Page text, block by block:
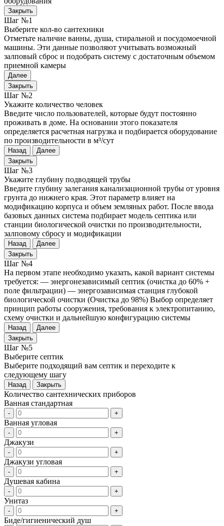
Закрыть
Шаг №1
Выберите кол-во сантехники
Отметьте наличие ванны, душа, стиральной и посудомоечной
машины. Эти данные позволяют учитывать возможный
залповый сброс и подобрать систему с достаточным объемом
приемной камеры
Далее
Закрыть
Шаг №2
Укажите количество человек
Введите число пользователей, которые будут постоянно
проживать в доме. На основании этого показателя
определяется расчетная нагрузка и подбирается оборудование
по производительности в м³/сут
Назад
Далее
Закрыть
Шаг №3
Укажите глубину подводящей трубы
Введите глубину залегания канализационной трубы от уровня
грунта до нижнего края. Этот параметр влияет на
модификацию корпуса и объем земляных работ. После ввода
базовых данных система подбирает модель септика или
станции биологической очистки по производительности,
залповому сбросу и модификации
Назад
Далее
Закрыть
Шаг №4
На первом этапе необходимо указать, какой вариант системы
требуется: — энергонезависимый септик (очистка до 60% +
поле фильтрации) — энергозависимая станция глубокой
биологической очистки (Очистка до 98%) Выбор определяет
принцип работы сооружения, требования к электропитанию,
схему очистки и дальнейшую конфигурацию системы
Назад
Далее
Закрыть
Шаг №5
Выберите септик
Выберите подходящий вам септик и переходите к
следующему шагу
Назад Закрыть
Количество сантехнических приборов
Ванная стандартная
- +
Ванная угловая
- +
Джакузи
- +
Джакузи угловая
- +
Душевая кабина
- +
Унитаз
- +
Биде/гигиенический душ